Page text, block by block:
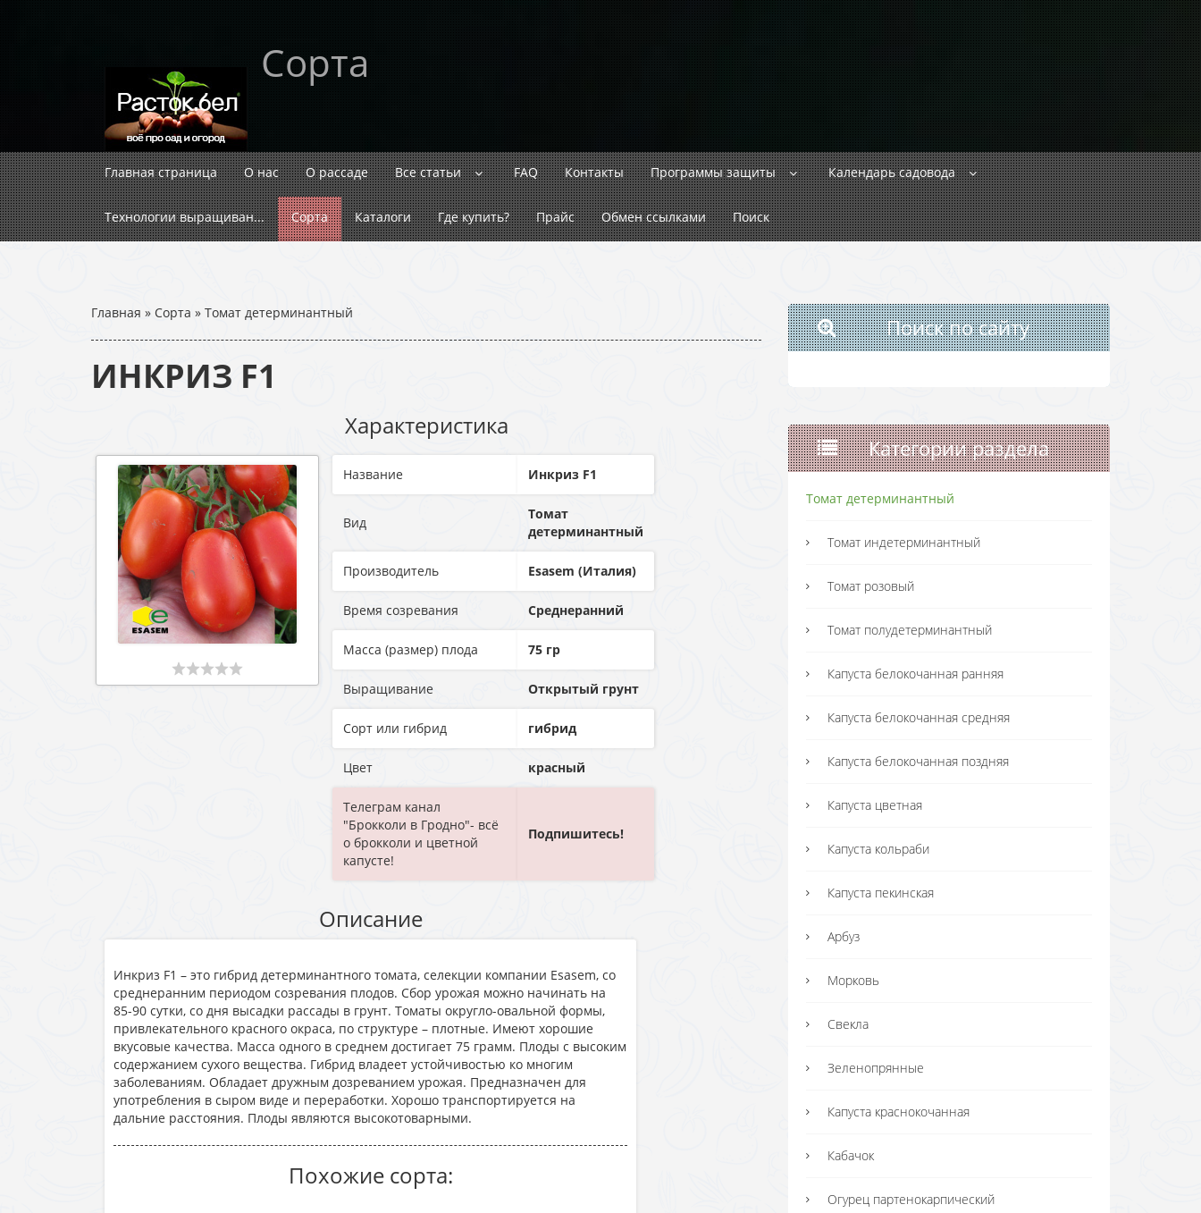
Сорта
Главная страница О нас О рассаде Все статьи FAQ Контакты Программы защиты Календарь садовода
Технологии выращиван... Сорта Каталоги Где купить? Прайс Обмен ссылками Поиск
Главная » Сорта » Томат детерминантный
ИНКРИЗ F1
Характеристика
Название Инкриз F1
Вид
Томат
детерминантный
Производитель Esasem (Италия)
Время созревания Среднеранний
Масса (размер) плода 75 гр
Выращивание Открытый грунт
Сорт или гибрид гибрид
Цвет красный
Телеграм канал
"Брокколи в Гродно"- всё
о брокколи и цветной
капусте!
Подпишитесь!
Описание
Инкриз F1 – это гибрид детерминантного томата, селекции компании Esasem, со
среднеранним периодом созревания плодов. Сбор урожая можно начинать на
85-90 сутки, со дня высадки рассады в грунт. Томаты округло-овальной формы,
привлекательного красного окраса, по структуре – плотные. Имеют хорошие
вкусовые качества. Масса одного в среднем достигает 75 грамм. Плоды с высоким
содержанием сухого вещества. Гибрид владеет устойчивостью ко многим
заболеваниям. Обладает дружным дозреванием урожая. Предназначен для
употребления в сыром виде и переработки. Хорошо транспортируется на
дальние расстояния. Плоды являются высокотоварными.
Похожие сорта:
Поиск по сайту
Категории раздела
Томат детерминантный
Томат индетерминантный
Томат розовый
Томат полудетерминантный
Капуста белокочанная ранняя
Капуста белокочанная средняя
Капуста белокочанная поздняя
Капуста цветная
Капуста кольраби
Капуста пекинская
Арбуз
Морковь
Свекла
Зеленопрянные
Капуста краснокочанная
Кабачок
Огурец партенокарпический